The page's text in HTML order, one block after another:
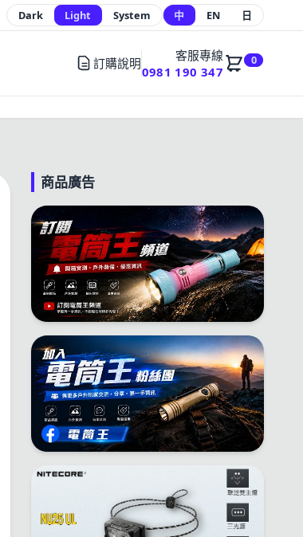
Dark Light System 中 EN 日
訂購說明
客服專線
0981 190 347
0
商品廣告